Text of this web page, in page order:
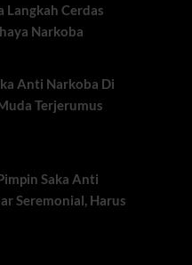
Langkah Cerdas
Narkoba
Anti Narkoba Di
Terjerumus
Saka Anti
Seremonial, Harus